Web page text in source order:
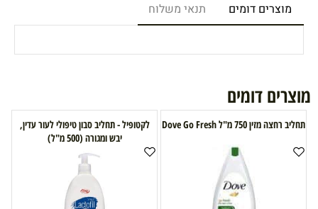
מוצרים דומים תנאי משלוח
מוצרים דומים
תחליב רחצה מזין 750 מ"ל Dove Go Fresh
לקטופיל - תחליב סבון טיפולי לעור עדין,
יבש ומגורה (500 מ"ל)